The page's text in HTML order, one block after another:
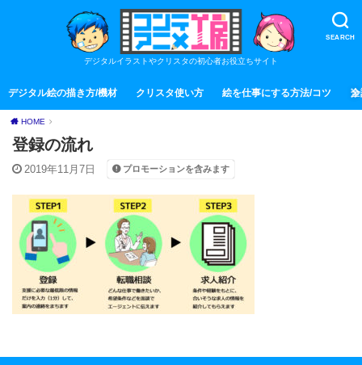
SEARCH
デジタルイラストやクリスタの初心者お役立ちサイト
デジタル絵の描き方/機材 クリスタ使い方 絵を仕事にする方法/コツ 全
HOME
登録の流れ
2019年11月7日 プロモーションを含みます